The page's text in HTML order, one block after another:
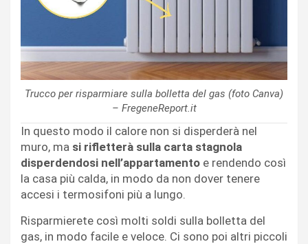
Trucco per risparmiare sulla bolletta del gas (foto Canva)
– FregeneReport.it
In questo modo il calore non si disperderà nel
muro, ma si rifletterà sulla carta stagnola
disperdendosi nell’appartamento e rendendo così
la casa più calda, in modo da non dover tenere
accesi i termosifoni più a lungo.
Risparmierete così molti soldi sulla bolletta del
gas, in modo facile e veloce. Ci sono poi altri piccoli